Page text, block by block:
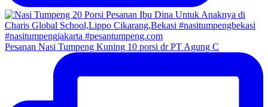
Pesanan Nasi Tumpeng Kuning 10 porsi dr PT Agung C